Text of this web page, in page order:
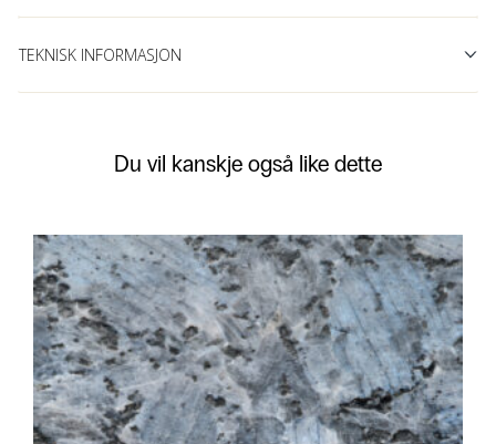
TEKNISK INFORMASJON
Du vil kanskje også like dette